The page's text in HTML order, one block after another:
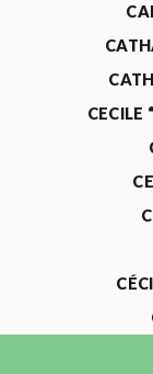
CECILE